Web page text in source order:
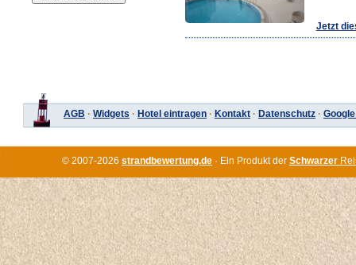
Jetzt
AGB · Widgets · Hotel eintragen · Kontakt · Datenschutz ·
© 2007-2026 strandbewertung.de · Ein Produkt der Schwarzer